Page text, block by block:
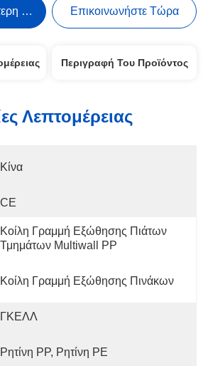
Τιμή Επικοινωνήστε Τώρα
Περιγραφή Του Προϊόντος
Λεπτομέρειας
Κίνα
CE
Κοίλη Γραμμή Εξώθησης Πιάτων
Τμημάτων Multiwall PP
Κοίλη Γραμμή Εξώθησης Πινάκων
ΓΚΕΛΛ
Ρητίνη PP, Ρητίνη PE